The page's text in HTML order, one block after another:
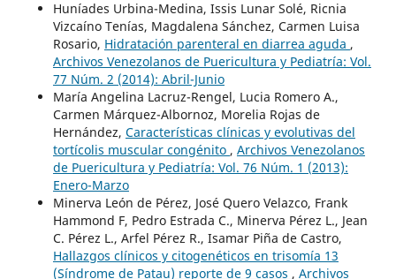
Huníades Urbina-Medina, Issis Lunar Solé, Ricnia
Vizcaíno Tenías, Magdalena Sánchez, Carmen Luisa
Rosario, Hidratación parenteral en diarrea aguda ,
Archivos Venezolanos de Puericultura y Pediatría: Vol.
77 Núm. 2 (2014): Abril-Junio
María Angelina Lacruz-Rengel, Lucia Romero A.,
Carmen Márquez-Albornoz, Morelia Rojas de
Hernández, Características clínicas y evolutivas del
tortícolis muscular congénito , Archivos Venezolanos
de Puericultura y Pediatría: Vol. 76 Núm. 1 (2013):
Enero-Marzo
Minerva León de Pérez, José Quero Velazco, Frank
Hammond F, Pedro Estrada C., Minerva Pérez L., Jean
C. Pérez L., Arfel Pérez R., Isamar Piña de Castro,
Hallazgos clínicos y citogenéticos en trisomía 13
(Síndrome de Patau) reporte de 9 casos , Archivos